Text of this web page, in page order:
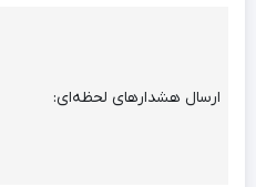
ارسال هشدارهای لحظه‌ای: